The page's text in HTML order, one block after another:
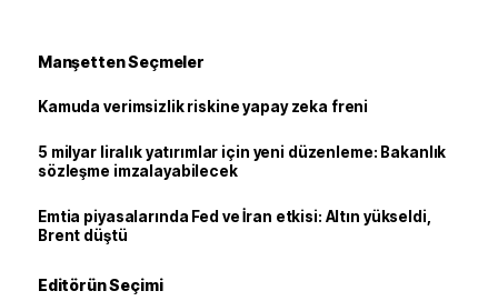
Manşetten Seçmeler
Kamuda verimsizlik riskine yapay zeka freni
5 milyar liralık yatırımlar için yeni düzenleme: Bakanlık
sözleşme imzalayabilecek
Emtia piyasalarında Fed ve İran etkisi: Altın yükseldi,
Brent düştü
Editörün Seçimi